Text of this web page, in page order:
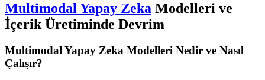
Multimodal Yapay Zeka Modelleri ve
İçerik Üretiminde Devrim
Multimodal Yapay Zeka Modelleri Nedir ve Nasıl
Çalışır?